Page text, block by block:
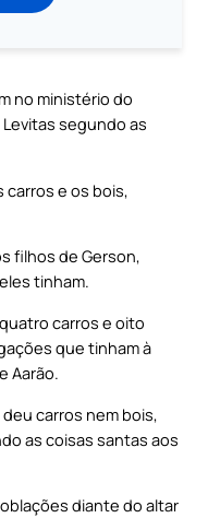
no ministério do
segundo as
e os bois,
filhos de Gerson,
tinham.
carros e oito
que tinham à
Aarão.
carros nem bois,
as coisas santas aos
diante do altar